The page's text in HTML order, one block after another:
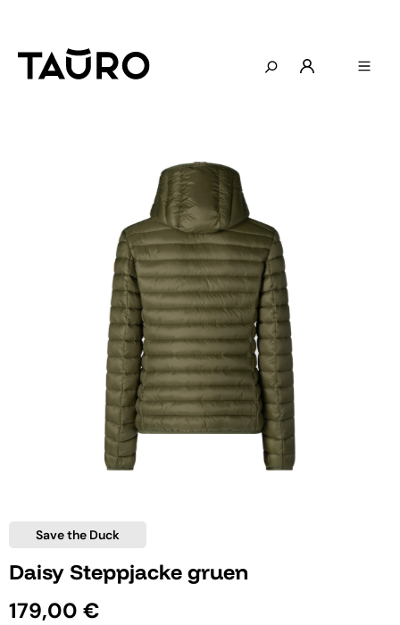
Save the Duck
Daisy Steppjacke gruen
179,00 €